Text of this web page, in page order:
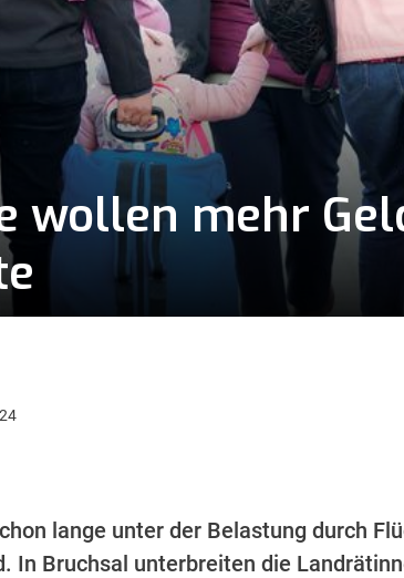
wollen mehr
lange unter der Belastung durch
In Bruchsal unterbreiten die